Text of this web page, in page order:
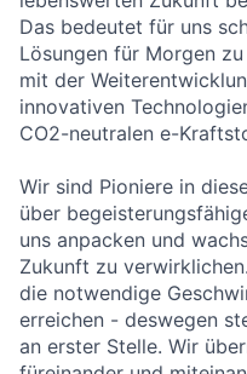
Das bedeutet für uns
Lösungen für Morgen
mit der
innovativen
CO2-neutralen e-
Wir sind Pioniere in
über
uns anpacken und
Zukunft zu
die notwendige
erreichen - deswegen
an erster Stelle. Wir